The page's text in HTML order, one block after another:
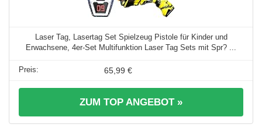
Laser Tag, Lasertag Set Spielzeug Pistole für Kinder und
Erwachsene, 4er-Set Multifunktion Laser Tag Sets mit Spr? ...
65,99 €
ZUM TOP ANGEBOT »